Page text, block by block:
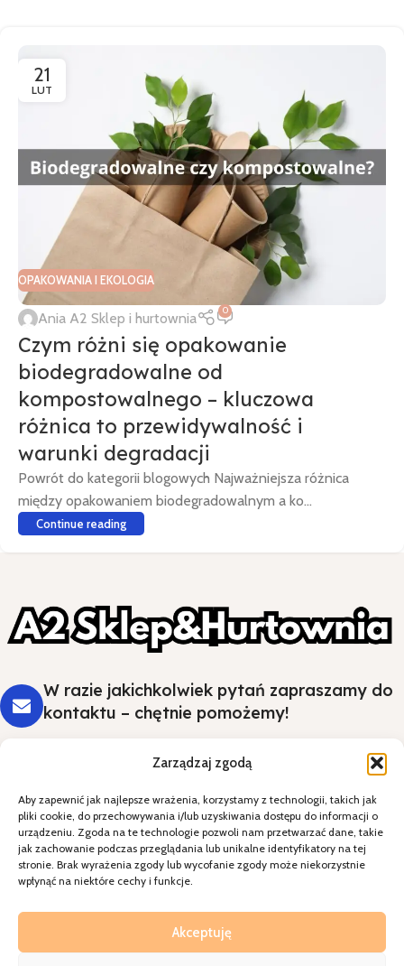
Zarządzaj zgodą
Aby zapewnić jak najlepsze wrażenia, korzystamy z technologii, takich jak
pliki cookie, do przechowywania i/lub uzyskiwania dostępu do informacji o
urządzeniu. Zgoda na te technologie pozwoli nam przetwarzać dane, takie
jak zachowanie podczas przeglądania lub unikalne identyfikatory na tej
stronie. Brak wyrażenia zgody lub wycofanie zgody może niekorzystnie
wpłynąć na niektóre cechy i funkcje.
Akceptuję
21
LUT
OPAKOWANIA I EKOLOGIA
Ania A2 Sklep i hurtownia 0
Czym różni się opakowanie
biodegradowalne od
kompostowalnego – kluczowa
różnica to przewidywalność i
warunki degradacji
Powrót do kategorii blogowych Najważniejsza różnica
między opakowaniem biodegradowalnym a ko...
Continue reading
W razie jakichkolwiek pytań zapraszamy do
kontaktu – chętnie pomożemy!
Styl i wygoda na Twoim stole - wybierz
jakość, która robi wrażenie.
Kategorie